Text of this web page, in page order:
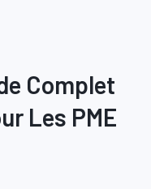
Complet
Les PME